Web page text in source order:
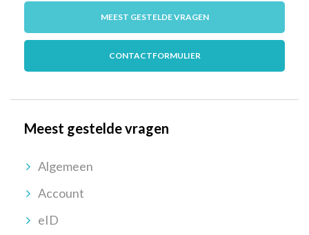
MEEST GESTELDE VRAGEN
CONTACTFORMULIER
Meest gestelde vragen
Algemeen
Account
eID